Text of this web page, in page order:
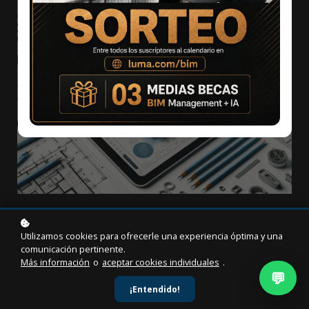
Duración
15 horas
💬
Utilizamos cookies para ofrecerle una experiencia óptima y una
comunicación pertinente.
Más información o aceptar cookies individuales .
¡Entendido!